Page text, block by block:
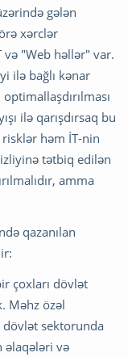
gələn
xərclər
və "Web həllər" var.
ilə bağlı kənar
ilə qarışdırsaq bu
həm İT-nin
tətbiq edilən
amma
qazanılan
çoxları dövlət
Məhz özəl
dövlət sektorunda
əlaqələri və